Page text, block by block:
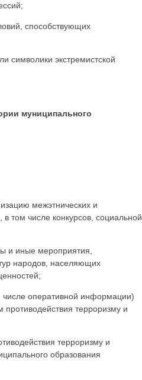
способствующих
символики экстремистской
муниципального
межэтнических и
том числе конкурсов, социальной
и иные мероприятия,
народов, населяющих
оперативной информации)
терроризму и
терроризму и
образования